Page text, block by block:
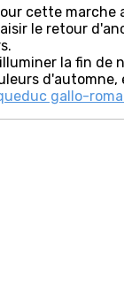
cette marche
le retour
la fin de
gallo-